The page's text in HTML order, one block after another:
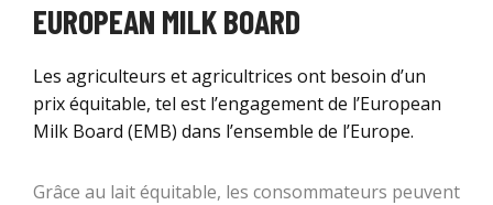
EUROPEAN MILK BOARD
Les agriculteurs et agricultrices ont besoin d’un
prix équitable, tel est l’engagement de l’European
Milk Board (EMB) dans l’ensemble de l’Europe.
Grâce au lait équitable, les consommateurs peuvent